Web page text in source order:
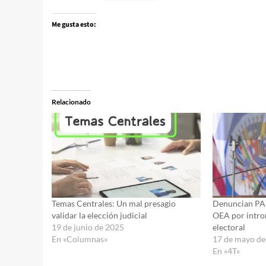
Me gusta esto:
Relacionado
Temas Centrales: Un mal presagio
validar la elección judicial
19 de junio de 2025
En «Columnas»
Denuncian
OEA por
electoral
17 de mayo
En «4T»